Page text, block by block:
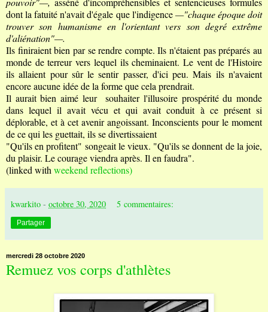
dont la fatuité n'avait d'égale que l'indigence—"chaque époque doit
trouver son humanisme en l'orientant vers son degré extrême
d'aliénation"—.
Ils finiraient bien par se rendre compte. Ils n'étaient pas préparés au
monde de terreur vers lequel ils cheminaient. Le vent de l'Histoire
ils allaient pour sûr le sentir passer, d'ici peu. Mais ils n'avaient
encore aucune idée de la forme que cela prendrait.
Il aurait bien aimé leur souhaiter l'illusoire prospérité du monde
dans lequel il avait vécu et qui avait conduit à ce présent si
déplorable, et à cet avenir angoissant. Inconscients pour le moment
de ce qui les guettait, ils se divertissaient
"Qu'ils en profitent" songeait le vieux. "Qu'ils se donnent de la joie,
du plaisir. Le courage viendra après. Il en faudra".
(linked with weekend reflections)
kwarkito - octobre 30, 2020 5 commentaires:
Partager
mercredi 28 octobre 2020
Remuez vos corps d'athlètes